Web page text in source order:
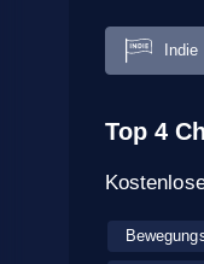
Indie
Top 4